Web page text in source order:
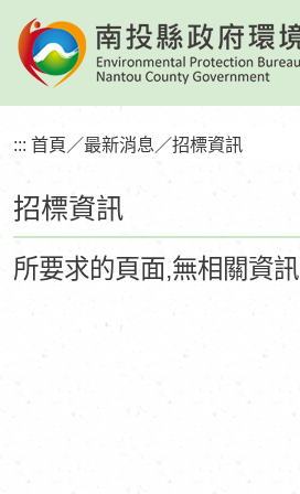
到
要
區
塊招標資訊
::: 首頁 ／最新消息 ／招標資訊
所要求的頁面,無相關資訊